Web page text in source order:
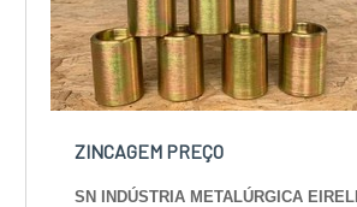
ZINCAGEM PREÇO
SN INDÚSTRIA METALÚRGICA